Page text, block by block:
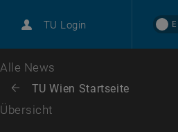
TU Login
Karriere
Zur 1. Menü Ebene
Alle News
Zurück: Subseiten von TU Wien
Zurück zur letzten Ebene:
TU Wien Startseite
Übersicht